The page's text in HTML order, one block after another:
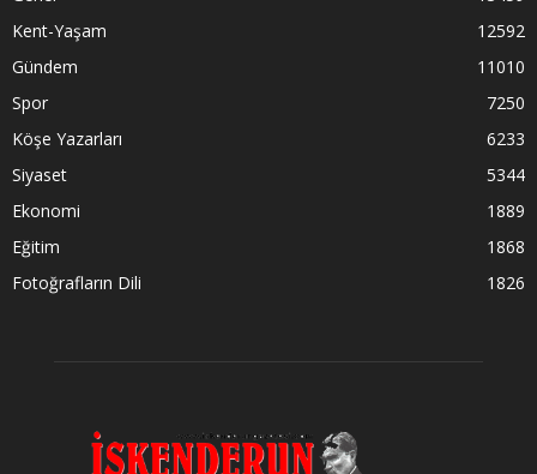
Kent-Yaşam
12592
Gündem
11010
Spor
7250
Köşe Yazarları
6233
Siyaset
5344
Ekonomi
1889
Eğitim
1868
Fotoğrafların Dili
1826